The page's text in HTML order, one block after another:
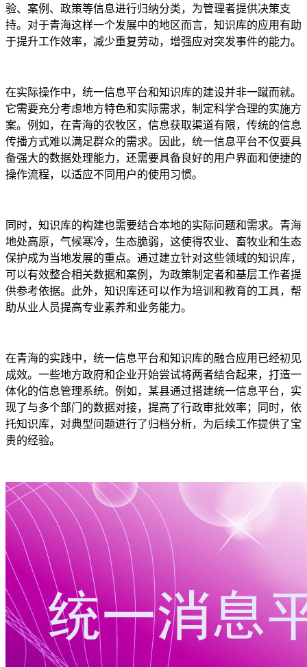
验、案例、政策等信息进行归纳分类，为管理者提供决策支
持。对于青海这样一个发展中的地区而言，知识库的应用有助
于提升工作效率，减少重复劳动，增强应对突发事件的能力。
在实际操作中，统一信息平台和知识库的建设并非一蹴而就。
它需要充分考虑地方特色和实际需求，制定科学合理的实施方
案。例如，在青海的农牧区，信息获取渠道有限，传统的信息
传播方式难以满足群众的需求。因此，统一信息平台不仅要具
备强大的数据处理能力，还需要具备良好的用户界面和便捷的
操作流程，以适应不同用户的使用习惯。
同时，知识库的构建也需要结合本地的实际问题和需求。青海
地处高原，气候寒冷，生态脆弱，这使得农业、畜牧业和生态
保护成为当地发展的重点。通过建立针对这些领域的知识库，
可以有效整合相关数据和案例，为政策制定者和基层工作者提
供参考依据。此外，知识库还可以作为培训和教育的工具，帮
助从业人员提高专业素养和业务能力。
在青海的实践中，统一信息平台和知识库的融合应用已经初见
成效。一些地方政府和企业开始尝试将两者结合起来，打造一
体化的信息管理系统。例如，某县通过搭建统一信息平台，实
现了与多个部门的数据对接，提高了行政审批效率；同时，依
托知识库，对典型问题进行了归档分析，为后续工作提供了宝
贵的经验。